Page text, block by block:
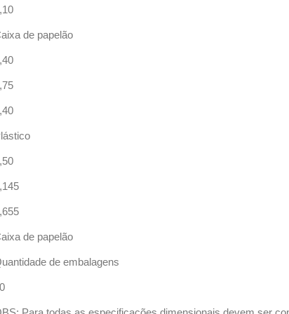
de papelão
de papelão
de embalagens